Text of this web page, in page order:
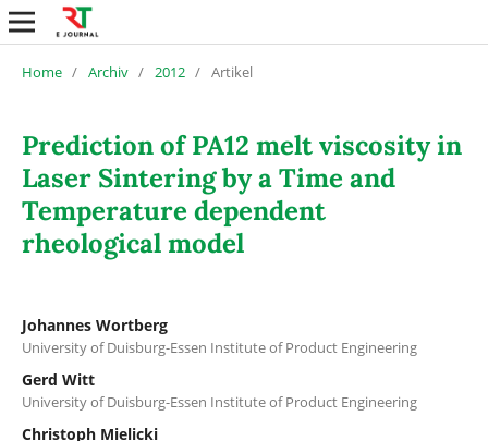
Home / Archiv / 2012 / Artikel
Prediction of PA12 melt viscosity in
Laser Sintering by a Time and
Temperature dependent
rheological model
Johannes Wortberg
University of Duisburg-Essen Institute of Product Engineering
Gerd Witt
University of Duisburg-Essen Institute of Product Engineering
Christoph Mielicki